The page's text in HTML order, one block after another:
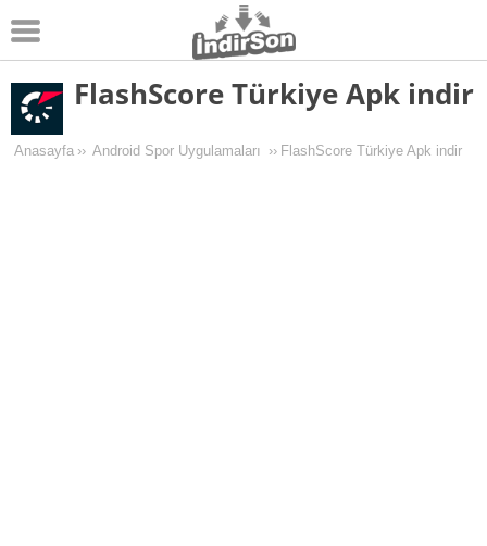
Android
Pc Oyunları
FlashScore Türkiye Apk indir
Anasayfa ›› Android Spor Uygulamaları ›› FlashScore Türkiye Apk indir